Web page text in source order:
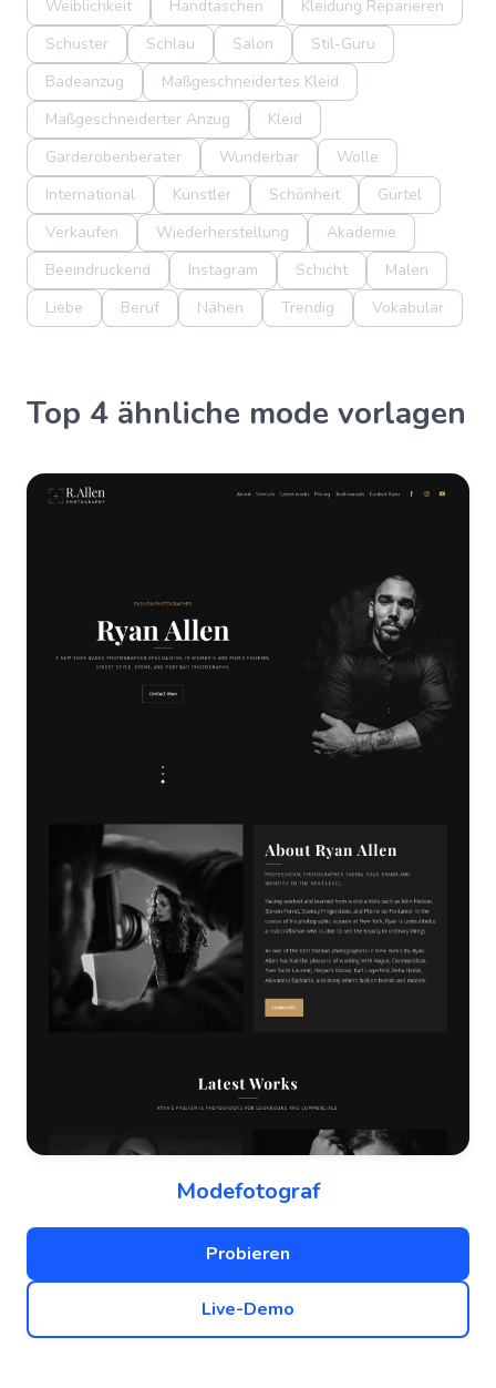
Weiblichkeit Handtaschen
Kleidung Reparieren
Schuster
Schlau Salon
Stil-Guru
Badeanzug
Maßgeschneidertes Kleid
Maßgeschneiderter Anzug
Kleid
Garderobenberater
Wunderbar
Wolle
International
Künstler Schönheit
Gürtel
Verkaufen
Wiederherstellung
Akademie
Beeindruckend
Instagram Schicht
Malen
Liebe
Beruf Nähen Trendig Vokabular
Top 4 ähnliche mode vorlagen
Modefotograf
Probieren
Live-Demo